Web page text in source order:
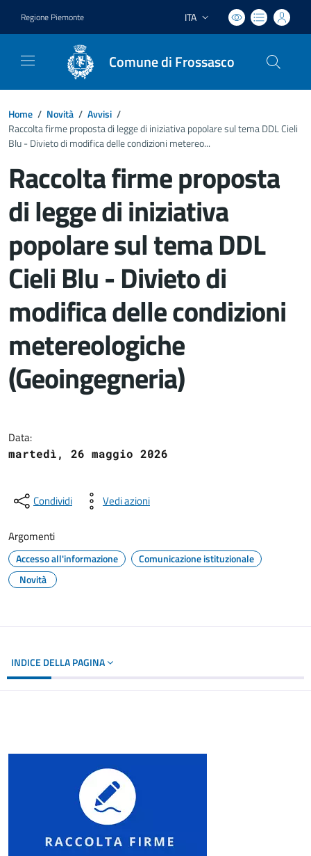
Regione Piemonte Lingua attiva:
ITA
Comune di Frossasco
Home / Novità / Avvisi /
Raccolta firme proposta di legge di iniziativa popolare sul tema DDL Cieli
Blu - Divieto di modifica delle condizioni metereo...
Raccolta firme proposta
di legge di iniziativa
popolare sul tema DDL
Cieli Blu - Divieto di
modifica delle condizioni
metereologiche
(Geoingegneria)
Data:
martedì, 26 maggio 2026
Condividi Vedi azioni
Argomenti
Accesso all'informazione
Comunicazione istituzionale
Novità
INDICE DELLA PAGINA